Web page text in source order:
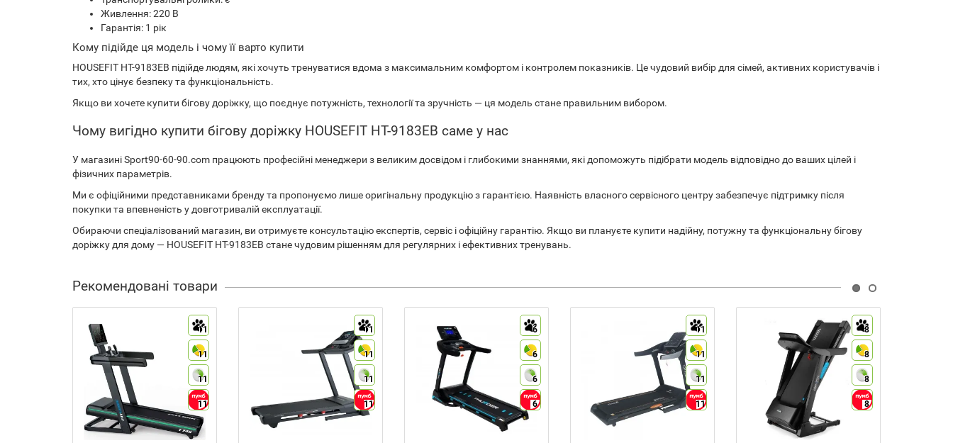
Живлення: 220 В
Гарантія: 1 рік
Кому підійде ця модель і чому її варто купити
HOUSEFIT HT-9183EB підійде людям, які хочуть тренуватися вдома з максимальним комфортом і контролем показників. Це чудовий вибір для сімей, активних користувачів і
тих, хто цінує безпеку та функціональність.
Якщо ви хочете купити бігову доріжку, що поєднує потужність, технології та зручність — ця модель стане правильним вибором.
Чому вигідно купити бігову доріжку HOUSEFIT HT-9183EB саме у нас
У магазині Sport90-60-90.com працюють професійні менеджери з великим досвідом і глибокими знаннями, які допоможуть підібрати модель відповідно до ваших цілей і
фізичних параметрів.
Ми є офіційними представниками бренду та пропонуємо лише оригінальну продукцію з гарантією. Наявність власного сервісного центру забезпечує підтримку після
покупки та впевненість у довготривалій експлуатації.
Обираючи спеціалізований магазин, ви отримуєте консультацію експертів, сервіс і офіційну гарантію. Якщо ви плануєте купити надійну, потужну та функціональну бігову
доріжку для дому — HOUSEFIT HT-9183EB стане чудовим рішенням для регулярних і ефективних тренувань.
Рекомендовані товари
11
11
11
11
11
11
11
11
6
6
6
6
11
11
11
11
8
8
8
8